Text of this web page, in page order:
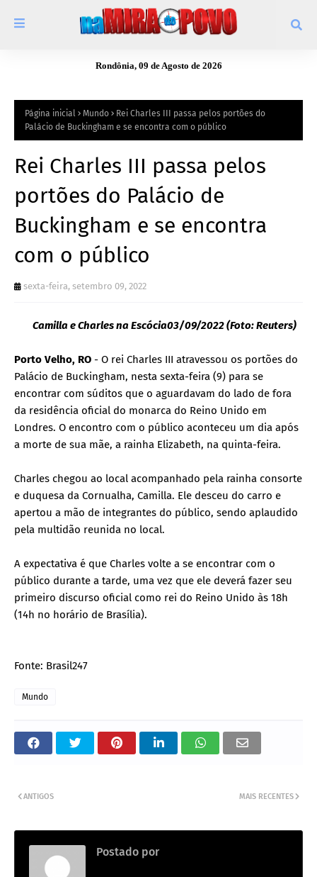
Rondônia, 09 de Agosto de 2026
Página inicial Mundo
Rei Charles III passa pelos portões do
Palácio de Buckingham e se encontra com o público
Rei Charles III passa pelos
portões do Palácio de
Buckingham e se encontra
com o público
sexta-feira, setembro 09, 2022
Camilla e Charles na Escócia03/09/2022 (Foto: Reuters)
Porto Velho, RO - O rei Charles III atravessou os portões do
Palácio de Buckingham, nesta sexta-feira (9) para se
encontrar com súditos que o aguardavam do lado de fora
da residência oficial do monarca do Reino Unido em
Londres. O encontro com o público aconteceu um dia após
a morte de sua mãe, a rainha Elizabeth, na quinta-feira.
Charles chegou ao local acompanhado pela rainha consorte
e duquesa da Cornualha, Camilla. Ele desceu do carro e
apertou a mão de integrantes do público, sendo aplaudido
pela multidão reunida no local.
A expectativa é que Charles volte a se encontrar com o
público durante a tarde, uma vez que ele deverá fazer seu
primeiro discurso oficial como rei do Reino Unido às 18h
(14h no horário de Brasília).
Fonte: Brasil247
Mundo
MAIS RECENTES
ANTIGOS
Postado por